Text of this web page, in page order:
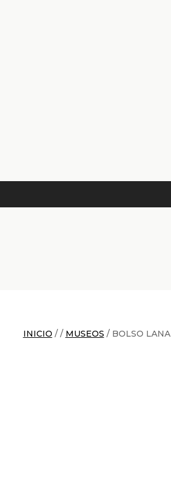
INICIO / / MUSEOS / BOLSO LANA